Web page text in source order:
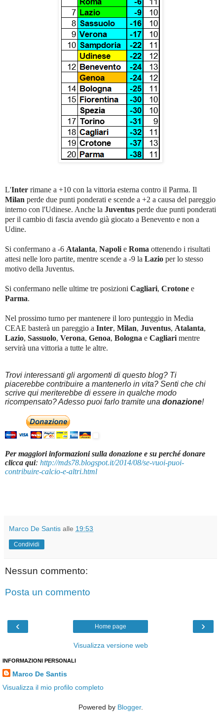
L'Inter rimane a +10 con la vittoria esterna contro il Parma. Il
Milan perde due punti ponderati e scende a +2 a causa del pareggio
interno con l'Udinese. Anche la Juventus perde due punti ponderati
per il cambio di fascia avendo già giocato a Benevento e non a
Udine.
Si confermano a -6 Atalanta, Napoli e Roma ottenendo i risultati
attesi nelle loro partite, mentre scende a -9 la Lazio per lo stesso
motivo della Juventus.
Si confermano nelle ultime tre posizioni Cagliari, Crotone e
Parma.
Nel prossimo turno per mantenere il loro punteggio in Media
CEAE basterà un pareggio a Inter, Milan, Juventus, Atalanta,
Lazio, Sassuolo, Verona, Genoa, Bologna e Cagliari mentre
servirà una vittoria a tutte le altre.
Trovi interessanti gli argomenti di questo blog? Ti
piacerebbe contribuire a mantenerlo in vita? Senti che chi
scrive qui meriterebbe di essere in qualche modo
ricompensato? Adesso puoi farlo tramite una donazione!
Per maggiori informazioni sulla donazione e su perché donare
clicca qui: http://mds78.blogspot.it/2014/08/se-vuoi-puoi-
contribuire-calcio-e-altri.html
Marco De Santis alle 19:53
Condividi
Nessun commento:
Posta un commento
‹ ›
Home page
Visualizza versione web
INFORMAZIONI PERSONALI
Marco De Santis
Visualizza il mio profilo completo
Powered by Blogger.